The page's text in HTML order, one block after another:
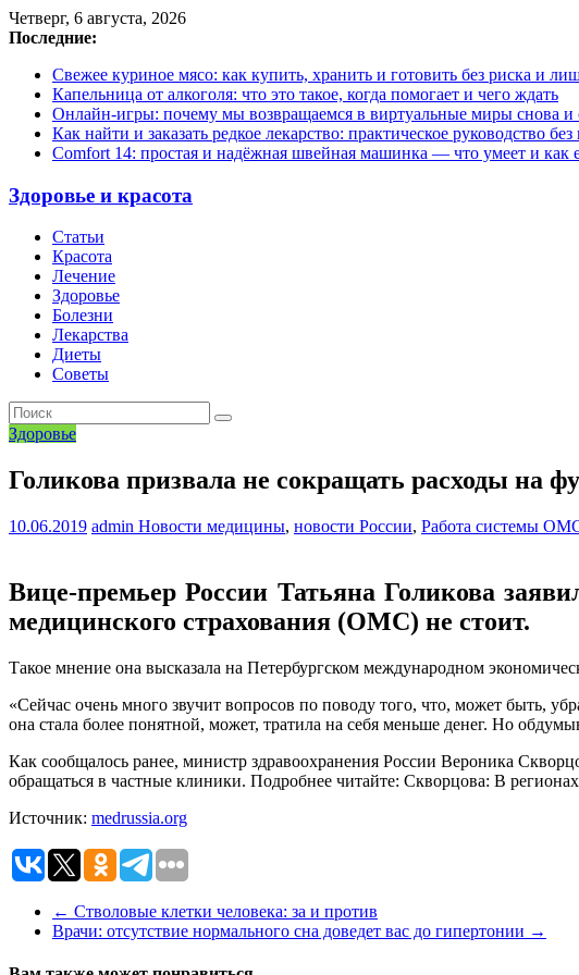
Четверг, 6 августа, 2026
Последние:
Свежее куриное мясо: как купить, хранить и готовить без риска и
Капельница от алкоголя: что это такое, когда помогает и чего ждать
Онлайн-игры: почему мы возвращаемся в виртуальные миры снова и
Как найти и заказать редкое лекарство: практическое руководство
Comfort 14: простая и надёжная швейная машинка — что умеет и как
Здоровье и красота
Статьи
Красота
Лечение
Здоровье
Болезни
Лекарства
Диеты
Советы
Здоровье
Голикова призвала не сокращать расходы
10.06.2019 admin Новости медицины, новости России, Работа системы
Вице-премьер России Татьяна Голикова
медицинского страхования (ОМС) не стоит.
Такое мнение она высказала на Петербургском международном
«Сейчас очень много звучит вопросов по поводу того, что, может быть,
она стала более понятной, может, тратила на себя меньше денег. Но
Как сообщалось ранее, министр здравоохранения России Вероника
обращаться в частные клиники. Подробнее читайте: Скворцова: В
Источник: medrussia.org
← Стволовые клетки человека: за и против
Врачи: отсутствие нормального сна доведет вас до гипертонии →